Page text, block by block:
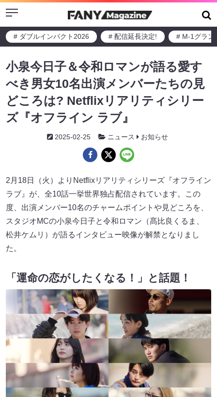
Menu
# ダブルインパクト2026 # 配信延長決定! # M-1グラン
小泉今日子＆令和ロマンが語る愛す
べき男女10名出演メンバーたちの見
どころは? Netflixリアリティシリー
ズ『オフライン ラブ』
2025-02-25 ニュース お知らせ
2月18日（火）よりNetflixリアリティシリーズ『オフライン
ラブ』が、全10話一挙世界独占配信されています。この
度、出演メンバー10名のチャームポイントや見どころを、
スタジオMCの小泉今日子と令和ロマン（髙比良くるま、
松井ケムリ）が語るインタビュー映像が解禁となりまし
た。
「運命の恋がしたくなる！」と話題！